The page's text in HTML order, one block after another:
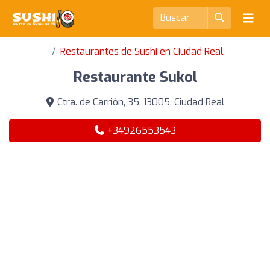
Restaurantes de Sushi en Ciudad Real
Restaurante Sukol
Ctra. de Carrión, 35, 13005, Ciudad Real
+34926553543